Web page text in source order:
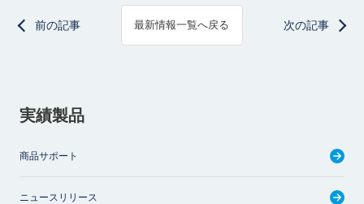
前の記事 最新情報一覧へ戻る 次の記事
実績製品
商品サポート
ニュースリリース